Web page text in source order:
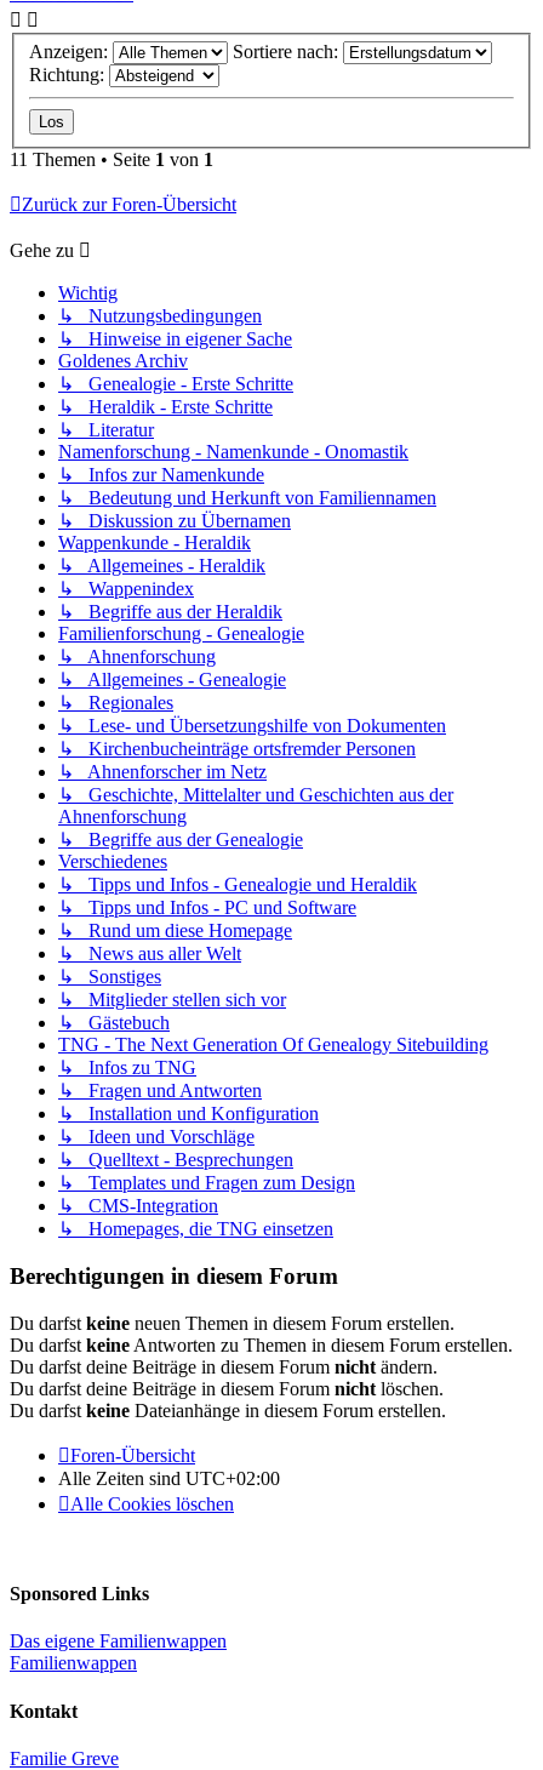
Anzeigen:
Sortiere nach:
Richtung:
11 Themen • Seite 1 von 1
Zurück zur Foren-Übersicht
Gehe zu
Wichtig
↳ Nutzungsbedingungen
↳ Hinweise in eigener Sache
Goldenes Archiv
↳ Genealogie - Erste Schritte
↳ Heraldik - Erste Schritte
↳ Literatur
Namenforschung - Namenkunde - Onomastik
↳ Infos zur Namenkunde
↳ Bedeutung und Herkunft von Familiennamen
↳ Diskussion zu Übernamen
Wappenkunde - Heraldik
↳ Allgemeines - Heraldik
↳ Wappenindex
↳ Begriffe aus der Heraldik
Familienforschung - Genealogie
↳ Ahnenforschung
↳ Allgemeines - Genealogie
↳ Regionales
↳ Lese- und Übersetzungshilfe von Dokumenten
↳ Kirchenbucheinträge ortsfremder Personen
↳ Ahnenforscher im Netz
↳ Geschichte, Mittelalter und Geschichten aus der
Ahnenforschung
↳ Begriffe aus der Genealogie
Verschiedenes
↳ Tipps und Infos - Genealogie und Heraldik
↳ Tipps und Infos - PC und Software
↳ Rund um diese Homepage
↳ News aus aller Welt
↳ Sonstiges
↳ Mitglieder stellen sich vor
↳ Gästebuch
TNG - The Next Generation Of Genealogy Sitebuilding
↳ Infos zu TNG
↳ Fragen und Antworten
↳ Installation und Konfiguration
↳ Ideen und Vorschläge
↳ Quelltext - Besprechungen
↳ Templates und Fragen zum Design
↳ CMS-Integration
↳ Homepages, die TNG einsetzen
Berechtigungen in diesem Forum
Du darfst keine neuen Themen in diesem Forum erstellen.
Du darfst keine Antworten zu Themen in diesem Forum erstellen.
Du darfst deine Beiträge in diesem Forum nicht ändern.
Du darfst deine Beiträge in diesem Forum nicht löschen.
Du darfst keine Dateianhänge in diesem Forum erstellen.
Foren-Übersicht
Alle Zeiten sind UTC+02:00
Alle Cookies löschen
Sponsored Links
Das eigene Familienwappen
Familienwappen
Kontakt
Familie Greve